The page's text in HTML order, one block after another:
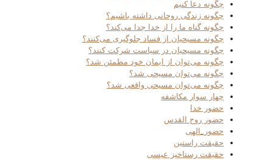
چگونه دعا کنیم
چگونه زندگی روحانی داشته باشیم؟
چگونه گناه ما را از خدا جدا می‌کند؟
چگونه مسیحیان از فساد جلوگیری می‌کنند؟
چگونه مسیحیان در سیاست شرکت کنند؟
چگونه می‌توان از ایمان خود مطمئن شد؟
چگونه می‌توان مسیحی شد؟
چگونه می‌توان مسیحی واقعی شد؟
چهار سوار مکاشفه
حضور خدا
حضور روح القدس
حضور_الهی
حقیقت راستین
حقیقت رستاخیز عیسی